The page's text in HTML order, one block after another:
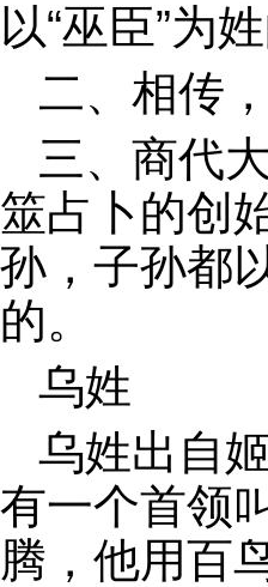
以“巫臣”为姓
二、相传
三、商代
筮占卜的创
孙，子孙都
的。
乌姓
乌姓出自
有一个首领
腾，他用百